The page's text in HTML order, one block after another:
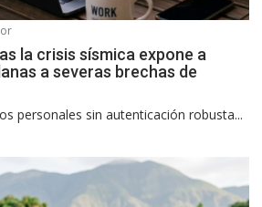
la crisis sísmica expone a
a severas brechas de
personales sin autenticación robusta...